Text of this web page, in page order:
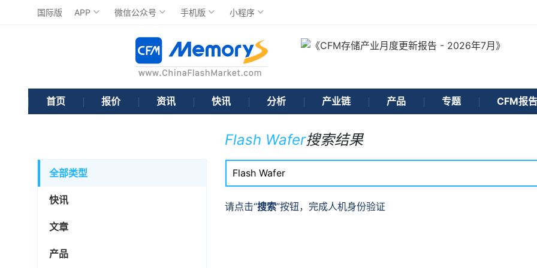
国际版 APP 微信公众号 手机版 小程序
首页 报价 资讯 快讯 分析 产业链 产品 专题 CFM报告
全部类型
快讯
文章
产品
Flash Wafer搜索结果
请点击“搜索”按钮，完成人机身份验证